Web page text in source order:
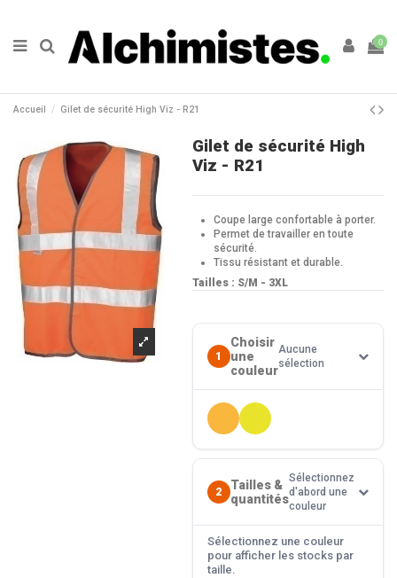
0
Accueil Gilet de sécurité High Viz - R21
Gilet de sécurité High
Viz - R21
Coupe large confortable à porter.
Permet de travailler en toute
sécurité.
Tissu résistant et durable.
Tailles : S/M - 3XL
1
Choisir
une
couleur
Aucune
sélection
2
Tailles &
quantités
Sélectionnez
d'abord une
couleur
Sélectionnez une couleur
pour afficher les stocks par
taille.